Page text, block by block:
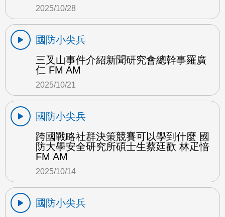
2025/10/28
國防小尖兵
三叉山事件介紹新聞研究會總幹事羅廣
仁 FM AM
2025/10/21
國防小尖兵
跨國戰略社群決策競賽可以學到什麼 國
防大學安全研究所碩士生蔡廷歡 林疋愔
FM AM
2025/10/14
國防小尖兵